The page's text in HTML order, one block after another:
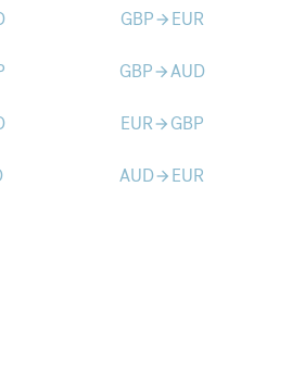
GBParrow_forward EUR
GBParrow_forwardAUD
EURarrow_forward GBP
AUDarrow_forward EUR